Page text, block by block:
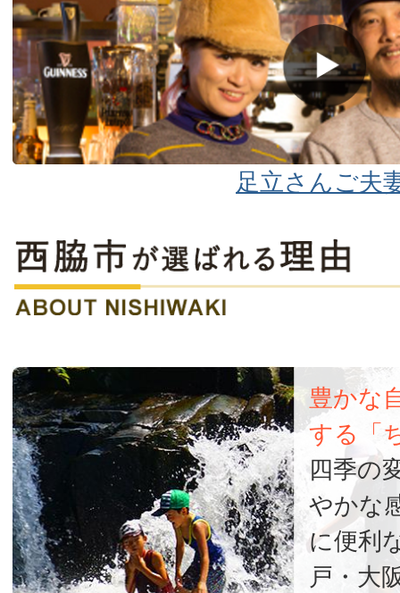
足立さんご夫
脇
市
が
選
ば
れ
る
豊かな
する「
四季の
やかな
に便利
戸・大